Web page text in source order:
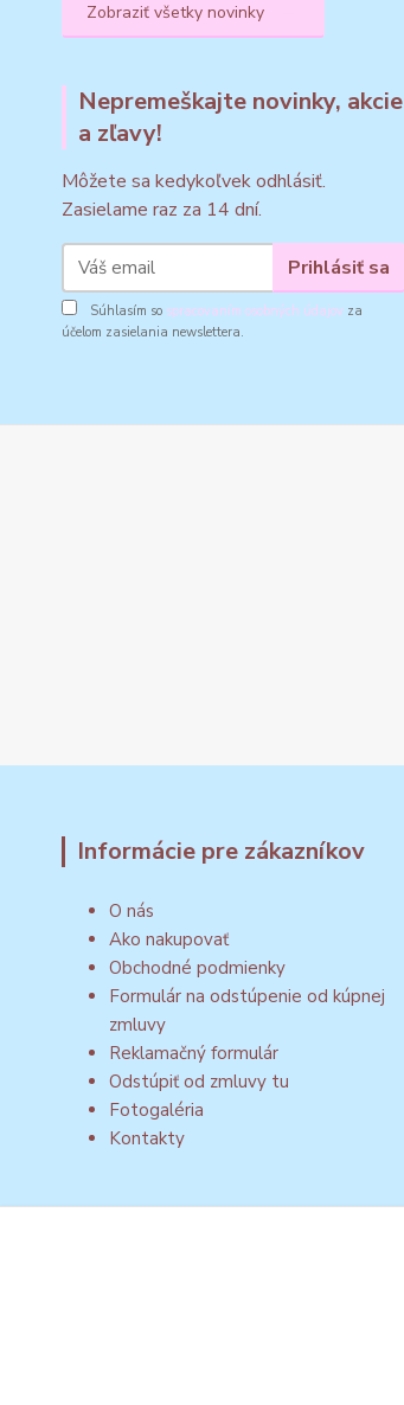
Zobraziť všetky novinky
Nepremeškajte novinky, akcie
a zľavy!
Môžete sa kedykoľvek odhlásiť.
Zasielame raz za 14 dní.
Prihlásiť sa
Súhlasím so spracovaním osobných údajov za
účelom zasielania newslettera.
Informácie pre zákazníkov
O nás
Ako nakupovať
Obchodné podmienky
Formulár na odstúpenie od kúpnej
zmluvy
Reklamačný formulár
Odstúpiť od zmluvy tu
Fotogaléria
Kontakty